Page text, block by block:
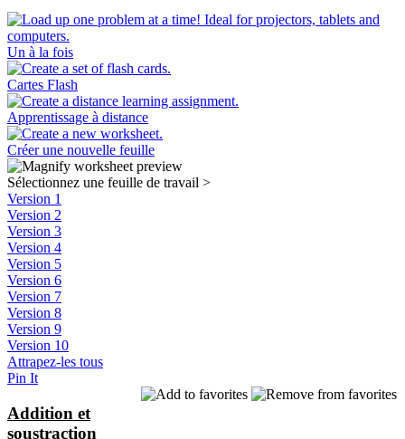
Un à la fois
Cartes Flash
Apprentissage à distance
Créer une nouvelle feuille
Sélectionnez une feuille de travail >
Version 1
Version 2
Version 3
Version 4
Version 5
Version 6
Version 7
Version 8
Version 9
Version 10
Attrapez-les tous
Pin It
Addition et
soustraction